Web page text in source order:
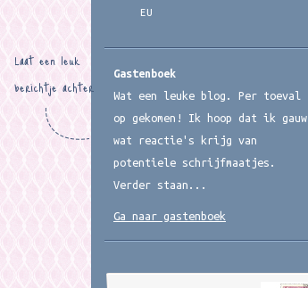
EU
Gastenboek
Wat een leuke blog. Per toeval
op gekomen! Ik hoop dat ik gauw
wat reactie's krijg van
potentiele schrijfmaatjes.
Verder staan...
Laat een leuk
berichtje achter
Ga naar gastenboek